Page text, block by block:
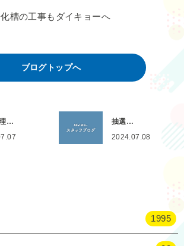
槽の工事もダイキョーへ
ブログトップへ
…
抽選…
2024.07.08
1995